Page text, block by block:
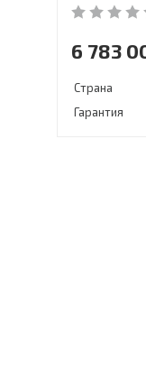
6 783
Страна
Гарантия